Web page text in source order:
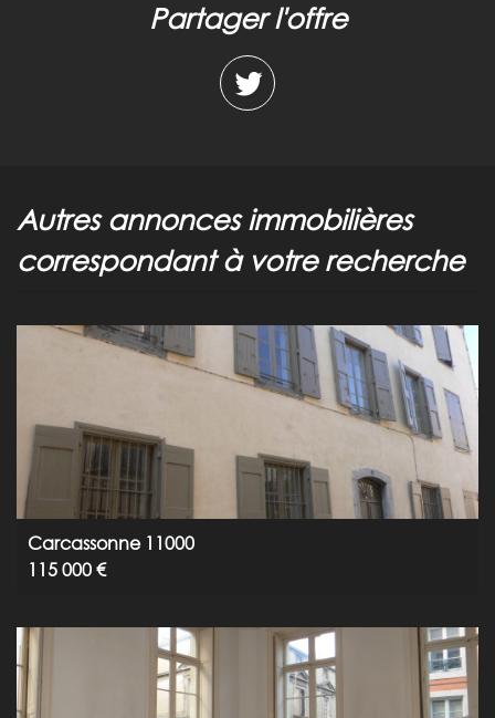
partager l'offre
autres annonces immobilières
correspondant à votre recherche
Carcassonne 11000
115 000 €